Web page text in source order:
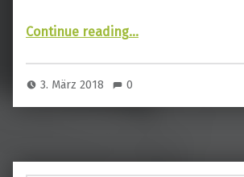
Continue reading
“London is…schmeckt nicht”
…
3. März 2018 0